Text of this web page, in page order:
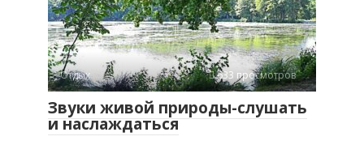
Отдых 633 просмотров
Звуки живой природы-слушать
и наслаждаться